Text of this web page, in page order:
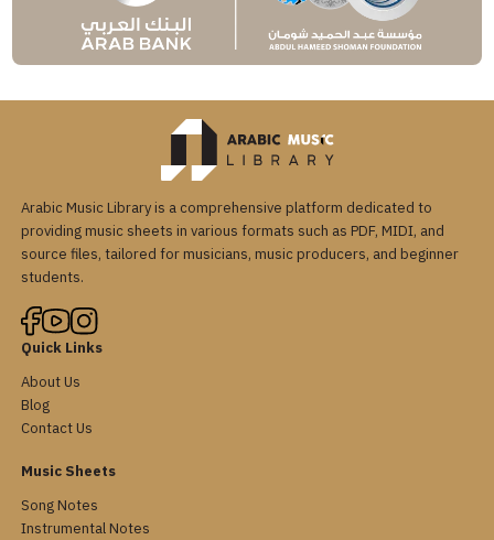
Arabic Music Library is a comprehensive platform dedicated to
providing music sheets in various formats such as PDF, MIDI, and
source files, tailored for musicians, music producers, and beginner
students.
Quick Links
About Us
Blog
Contact Us
Music Sheets
Song Notes
Instrumental Notes